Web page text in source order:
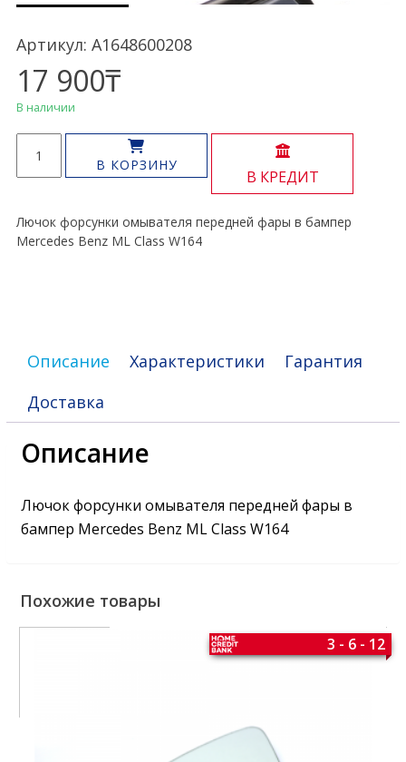
Артикул: A1648600208
17 900₸
В наличии
товара
Лючок
омывателя
фары
В КОРЗИНУ
В КРЕДИТ
Лючок форсунки омывателя передней фары в бампер
Mercedes Benz ML Class W164
Описание Характеристики
Гарантия
Доставка
Описание
Лючок форсунки омывателя передней фары в
бампер Mercedes Benz ML Class W164
Похожие товары
3 - 6 - 12